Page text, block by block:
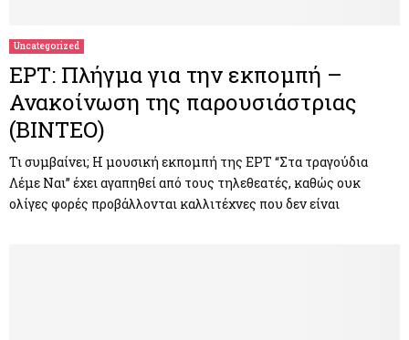
Uncategorized
ΕΡΤ: Πλήγμα για την εκπομπή –
Ανακοίνωση της παρουσιάστριας
(ΒΙΝΤΕΟ)
Τι συμβαίνει; Η μουσική εκπομπή της ΕΡΤ “Στα τραγούδια
Λέμε Ναι” έχει αγαπηθεί από τους τηλεθεατές, καθώς ουκ
ολίγες φορές προβάλλονται καλλιτέχνες που δεν είναι